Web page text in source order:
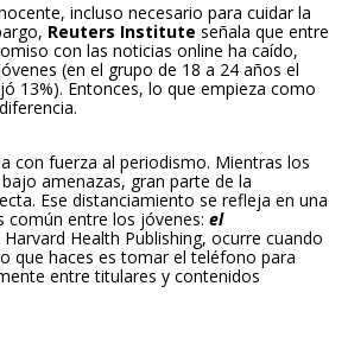
incluso necesario para cuidar la
Reuters Institute señala que entre
con las noticias online ha caído,
(en el grupo de 18 a 24 años el
13%). Entonces, lo que empieza como
con fuerza al periodismo. Mientras los
amenazas, gran parte de la
Ese distanciamiento se refleja en una
común entre los jóvenes: el
Harvard Health Publishing, ocurre cuando
que haces es tomar el teléfono para
entre titulares y contenidos